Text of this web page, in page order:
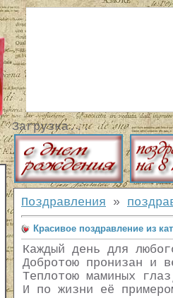
Загрузка...
Поздравления »
Красивое поздравление из
Каждый день для
Добротою пронизан и
Теплотою маминых
И по жизни её